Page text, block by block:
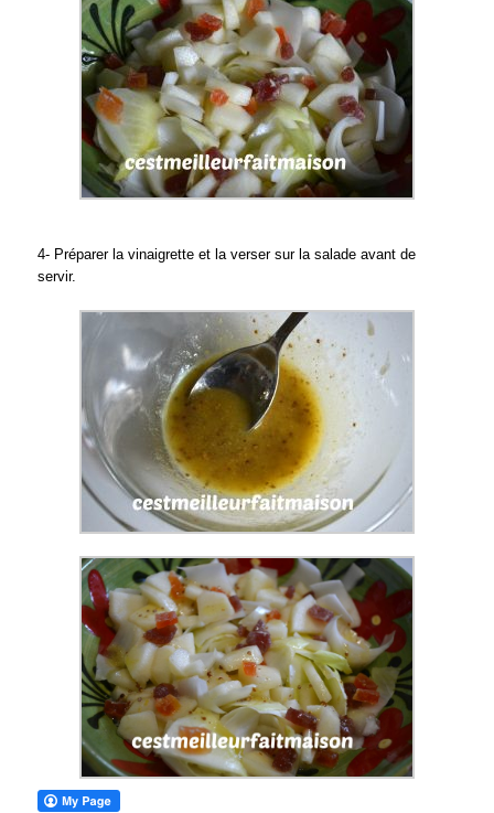
4- Préparer la vinaigrette et la verser sur la salade avant de
servir.